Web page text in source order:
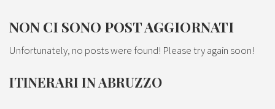
NON CI SONO POST AGGIORNATI
Unfortunately, no posts were found! Please try again soon!
ITINERARI IN ABRUZZO